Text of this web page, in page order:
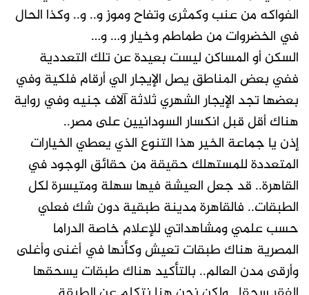
الفواكه من عنب وكمثرى وتفاح وموز و.. و.. وكذا الحال
في الخضروات من طماطم وخيار و… و…
السكن أو المساكن ليست بعيدة عن تلك التعددية
ففي بعض المناطق يصل الإيجار الي أرقام فلكية وفي
بعضها تجد الإيجار الشهري ثلاثة آلاف جنيه وفي رواية
هناك أقل قبل انكسار السودانيين على مصر..
إذن يا جماعة الخير هذا التنوع الذي يعطي الخيارات
المتعددة للمستهلك حقيقة من حقائق الوجود في
القاهرة.. قد جعل العيشة فيها سهلة ومتيسرة لكل
الطبقات.. فالقاهرة مدينة طبقية دون شك فعلي
حسب علمي ومشاهداتي للإعلام خاصة الدراما
المصرية هناك طبقات تعيش وكأنها في أغنى وأغلى
وأرقى مدن العالم.. بالتأكيد هناك طبقات يسحقها